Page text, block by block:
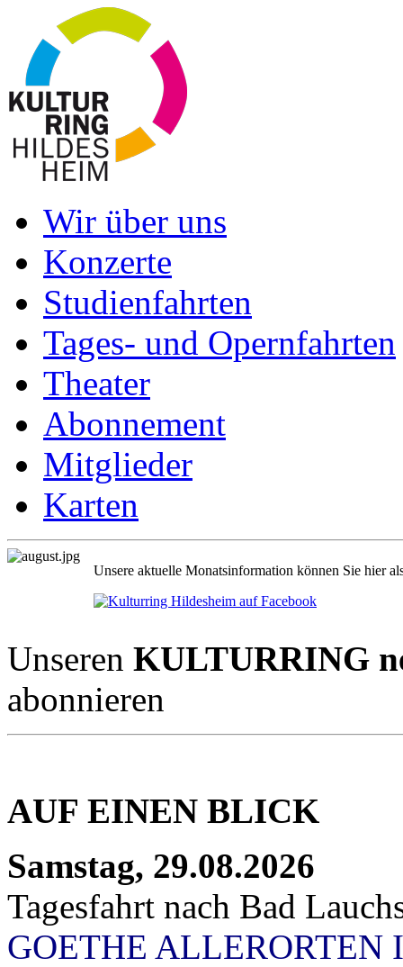
Wir über uns
Konzerte
Studienfahrten
Tages- und Opernfahrten
Theater
Abonnement
Mitglieder
Karten
Unsere aktuelle Monatsinformation können Sie hier
Unseren KULTURRING
abonnieren
AUF EINEN BLICK
Samstag, 29.08.2026
Tagesfahrt nach Bad
GOETHE ALLERORTEN